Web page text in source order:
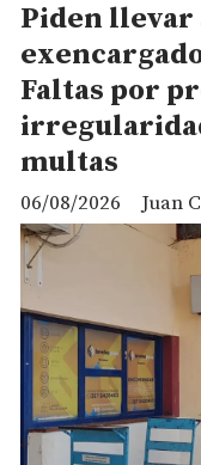
Piden llevar
Faltas por
multas
Juan
06/08/2026